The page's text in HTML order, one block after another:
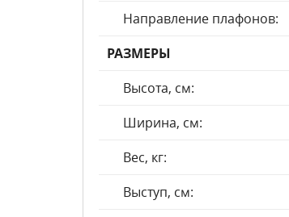
Направление плафонов:
РАЗМЕРЫ
Высота, см:
Ширина, см:
Вес, кг:
Выступ, см: